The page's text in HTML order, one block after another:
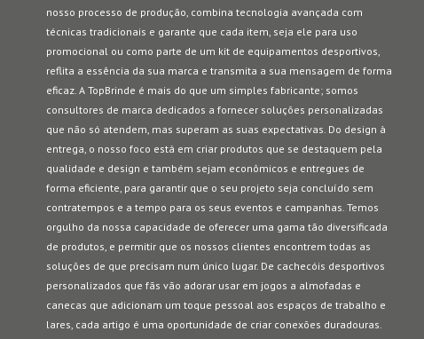
nosso processo de produção, combina tecnologia avançada com
técnicas tradicionais e garante que cada item, seja ele para uso
promocional ou como parte de um kit de equipamentos desportivos,
reflita a essência da sua marca e transmita a sua mensagem de forma
eficaz. A TopBrinde é mais do que um simples fabricante; somos
consultores de marca dedicados a fornecer soluções personalizadas
que não só atendem, mas superam as suas expectativas. Do design à
entrega, o nosso foco está em criar produtos que se destaquem pela
qualidade e design e também sejam econômicos e entregues de
forma eficiente, para garantir que o seu projeto seja concluído sem
contratempos e a tempo para os seus eventos e campanhas. Temos
orgulho da nossa capacidade de oferecer uma gama tão diversificada
de produtos, e permitir que os nossos clientes encontrem todas as
soluções de que precisam num único lugar. De cachecóis desportivos
personalizados que fãs vão adorar usar em jogos a almofadas e
canecas que adicionam um toque pessoal aos espaços de trabalho e
lares, cada artigo é uma oportunidade de criar conexões duradouras.